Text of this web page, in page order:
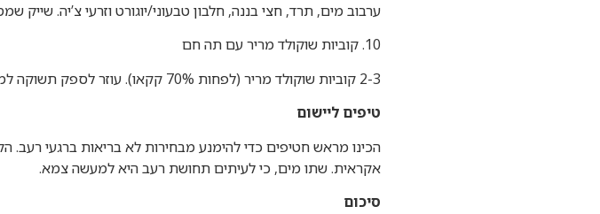
ערבוב מים, תרד, חצי בננה, חלבון טבעוני/יוגורט וזרעי צ’יה. שייק
10. קוביות שוקולד מריר עם תה חם
2-3 קוביות שוקולד מריר (לפחות 70% קקאו). עוזר לספק תשוקה למתוק מבלי לשבור את הדיאטה.
טיפים ליישום
הכינו מראש חטיפים כדי להימנע מבחירות לא בריאות ברגעי רעב.
אקראית. שתו מים, כי לעיתים תחושת רעב היא למעשה צמא.
סיכום